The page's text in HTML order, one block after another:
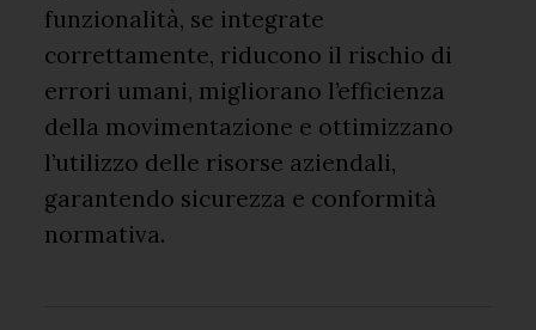
funzionalità, se integrate
correttamente, riducono il rischio di
errori umani, migliorano l’efficienza
della movimentazione e ottimizzano
l’utilizzo delle risorse aziendali,
garantendo sicurezza e conformità
normativa.